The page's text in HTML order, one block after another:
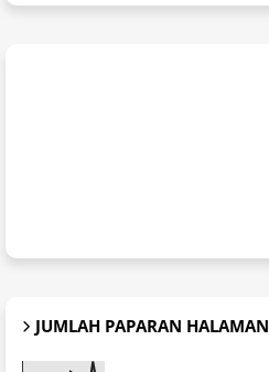
JUMLAH PAPARAN HALAMAN